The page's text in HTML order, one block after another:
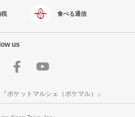
税 食べる通信
us
ポケットマルシェ（ポケマル）』